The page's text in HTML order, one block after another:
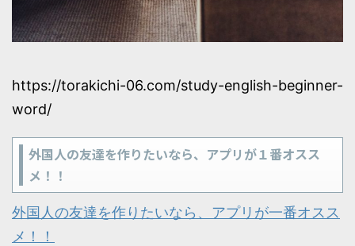
https://torakichi-06.com/study-english-beginner-
word/
外国人の友達を作りたいなら、アプリが１番オスス
メ！！
外国人の友達を作りたいなら、アプリが一番オスス
メ！！